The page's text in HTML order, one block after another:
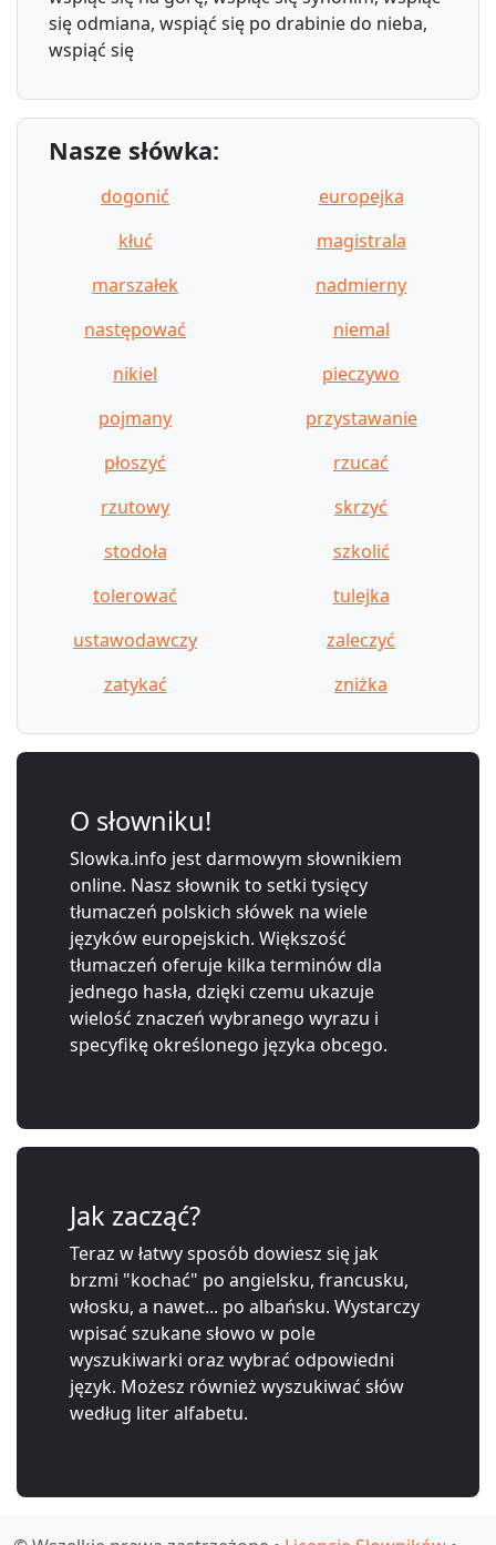
się odmiana, wspiąć się po drabinie do nieba,
wspiąć się
Nasze słówka:
dogonić
europejka
kłuć
magistrala
marszałek
nadmierny
następować
niemal
nikiel
pieczywo
pojmany
przystawanie
płoszyć
rzucać
rzutowy
skrzyć
stodoła
szkolić
tolerować
tulejka
ustawodawczy
zaleczyć
zatykać
zniżka
O słowniku!
Slowka.info jest darmowym słownikiem
online. Nasz słownik to setki tysięcy
tłumaczeń polskich słówek na wiele
języków europejskich. Większość
tłumaczeń oferuje kilka terminów dla
jednego hasła, dzięki czemu ukazuje
wielość znaczeń wybranego wyrazu i
specyfikę określonego języka obcego.
Jak zacząć?
Teraz w łatwy sposób dowiesz się jak
brzmi "kochać" po angielsku, francusku,
włosku, a nawet... po albańsku. Wystarczy
wpisać szukane słowo w pole
wyszukiwarki oraz wybrać odpowiedni
język. Możesz również wyszukiwać słów
według liter alfabetu.